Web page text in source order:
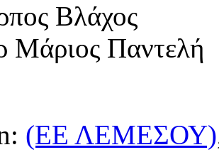
Παντελή
(ΕΕ ΛΕΜΕΣΟΥ)